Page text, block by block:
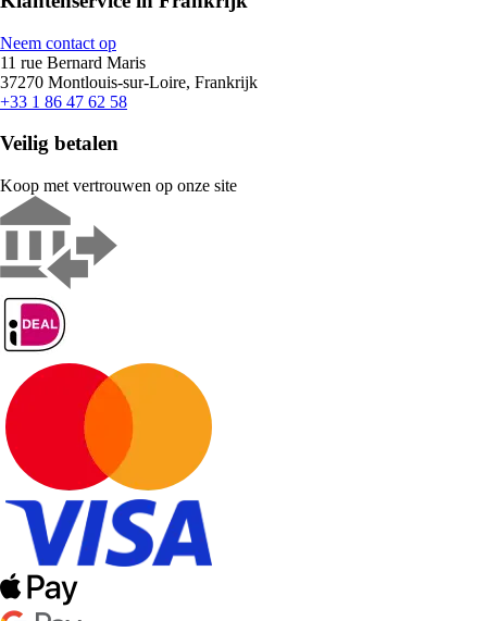
Neem contact op
11 rue Bernard Maris
37270 Montlouis-sur-Loire, Frankrijk
+33 1 86 47 62 58
Veilig betalen
Koop met vertrouwen op onze site